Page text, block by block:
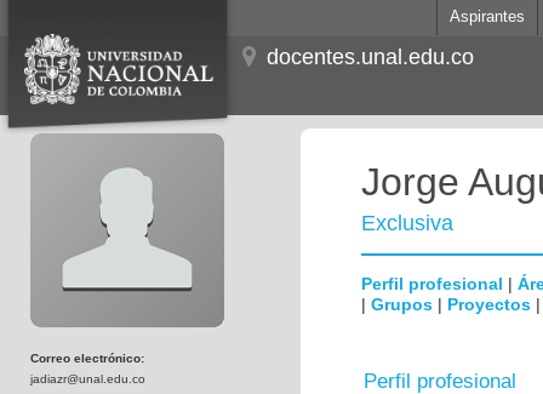
Aspirantes
docentes.unal.edu.co
Correo electrónico:
jadiazr@unal.edu.co
Jorge
Exclusiva
Perfil profesional |
| Grupos | Proyectos
Perfil profesional